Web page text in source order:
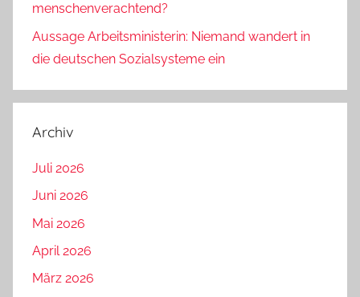
menschenverachtend?
Aussage Arbeitsministerin: Niemand wandert in
die deutschen Sozialsysteme ein
Archiv
Juli 2026
Juni 2026
Mai 2026
April 2026
März 2026